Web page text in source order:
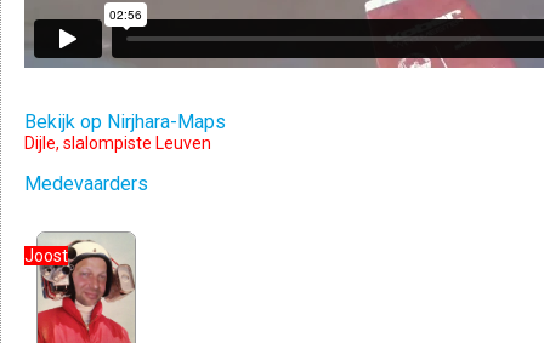
Bekijk op Nirjhara-Maps
Dijle, slalompiste Leuven
Medevaarders
Joost